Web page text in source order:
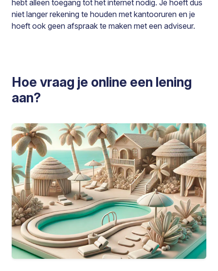
hebt alleen toegang tot het internet nodig. Je hoeft dus
niet langer rekening te houden met kantooruren en je
hoeft ook geen afspraak te maken met een adviseur.
Hoe vraag je online een lening
aan?